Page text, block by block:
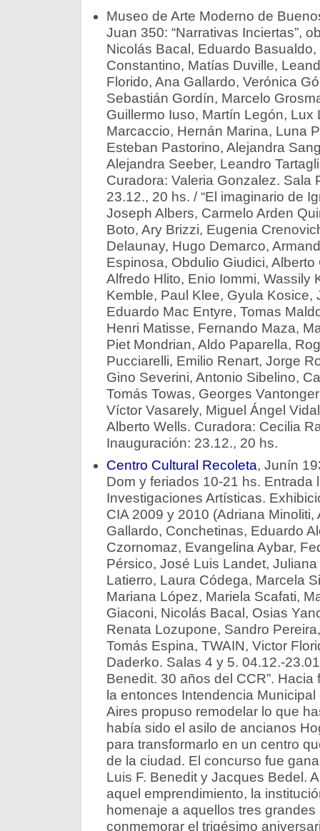
Museo de Arte Moderno de
Juan 350: “Narrativas Inciertas”,
Nicolás Bacal, Eduardo
Constantino, Matías Duville,
Florido, Ana Gallardo, Verónica
Sebastián Gordín, Marcelo
Guillermo Iuso, Martín Legón, Lux
Marcaccio, Hernán Marina, Luna
Esteban Pastorino, Alejandra
Alejandra Seeber, Leandro
Curadora: Valeria Gonzalez. Sala
23.12., 20 hs. / “El imaginario de
Joseph Albers, Carmelo Arden
Boto, Ary Brizzi, Eugenia
Delaunay, Hugo Demarco,
Espinosa, Obdulio Giudici,
Alfredo Hlito, Enio Iommi, Wassily
Kemble, Paul Klee, Gyula Kosice,
Eduardo Mac Entyre, Tomas
Henri Matisse, Fernando Maza,
Piet Mondrian, Aldo Paparella,
Pucciarelli, Emilio Renart, Jorge
Gino Severini, Antonio Sibelino,
Tomás Towas, Georges
Víctor Vasarely, Miguel Ángel
Alberto Wells. Curadora: Cecilia
Inauguración: 23.12., 20 hs.
Centro Cultural Recoleta, Juní­n
Dom y feriados 10-21 hs. Entrada
Investigaciones Artísticas.
CIA 2009 y 2010 (Adriana
Gallardo, Conchetinas, Eduardo
Czornomaz, Evangelina Aybar,
Pérsico, José Luis Landet,
Latierro, Laura Códega, Marcela
Mariana López, Mariela Scafati,
Giaconi, Nicolás Bacal, Osias
Renata Lozupone, Sandro
Tomás Espina, TWAIN, Victor
Daderko. Salas 4 y 5. 04.12.-
Benedit. 30 años del CCR”.
la entonces Intendencia
Aires propuso remodelar lo que
había sido el asilo de ancianos
para transformarlo en un centro
de la ciudad. El concurso fue
Luis F. Benedit y Jacques Bedel.
aquel emprendimiento, la
homenaje a aquellos tres
conmemorar el trigésimo